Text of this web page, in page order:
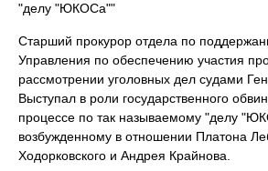
"делу "ЮКОСа""
Старший прокурор отдела по
Управления по обеспечению участия
рассмотрении уголовных дел судами
Выступал в роли государственного
процессе по так называемому "делу
возбужденному в отношении Платона
Ходорковского и Андрея Крайнова.